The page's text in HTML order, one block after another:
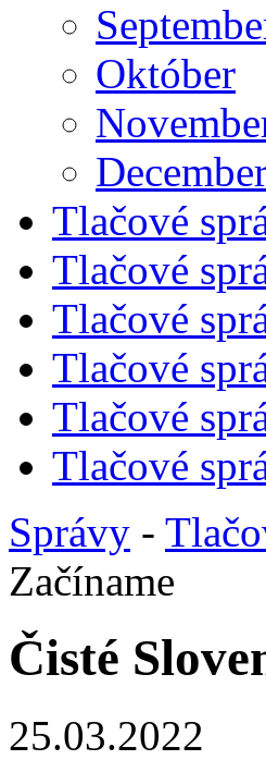
Október
Tlačové
Tlačové
Tlačové
Tlačové
Tlačové
Tlačové
Správy -
Začíname
Čisté
25.03.2022